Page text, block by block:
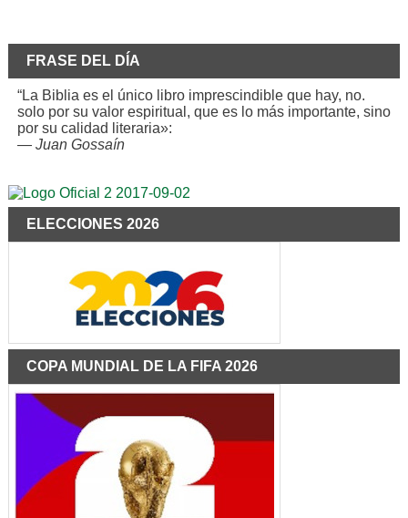
FRASE DEL DÍA
“La Biblia es el único libro imprescindible que hay, no.
solo por su valor espiritual, que es lo más importante, sino
por su calidad literaria»:
— Juan Gossaín
ELECCIONES 2026
COPA MUNDIAL DE LA FIFA 2026